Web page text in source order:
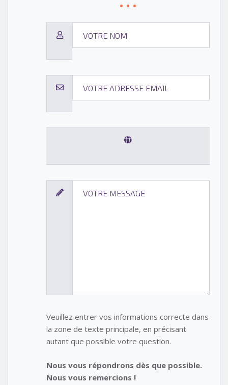
Veuillez entrer vos informations correcte dans
la zone de texte principale, en précisant
autant que possible votre question.
Nous vous répondrons dès que possible.
Nous vous remercions !